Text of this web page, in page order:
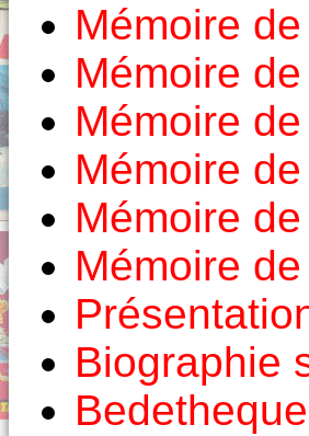
Mémoire
Mémoire
Mémoire
Mémoire
Mémoire
Mémoire
Biographie